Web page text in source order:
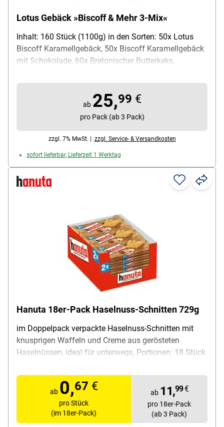
Lotus Gebäck »Biscoff & Mehr 3-Mix«
Inhalt: 160 Stück (1100g) in den Sorten: 50x Lotus
Biscoff Karamellgebäck, 50x Biscoff Karamellgebäck
mit Schokolade, 60x Bretonischer Butterkeks,
keksen (gesamt 1100 g)
ab 25,99 €
pro Pack (ab 3 Pack)
zzgl. 7% MwSt. | zzgl. Service- & Versandkosten
sofort lieferbar, Lieferzeit 1 Werktag
Hanuta 18er-Pack Haselnuss-Schnitten 729g
im Doppelpack verpackte Haselnuss-Schnitten mit
knusprigen Waffeln und Creme aus gerösteten
Haselnüssen, ideal für unterwegs, Portionen: 18 Stück
Inhalt: 18x 44 g (729 g gesamt), Lieferumfang: 1
Karton mit 18 Packungen à 2 Tafeln Haselnuss-
Schnitten zu je 44 g (729 g gesamt)
ab 0,67 €
pro Stück
(im 18er-Pack)
ab 11,99€
pro 18er-Pack
(ab 3 Pack)